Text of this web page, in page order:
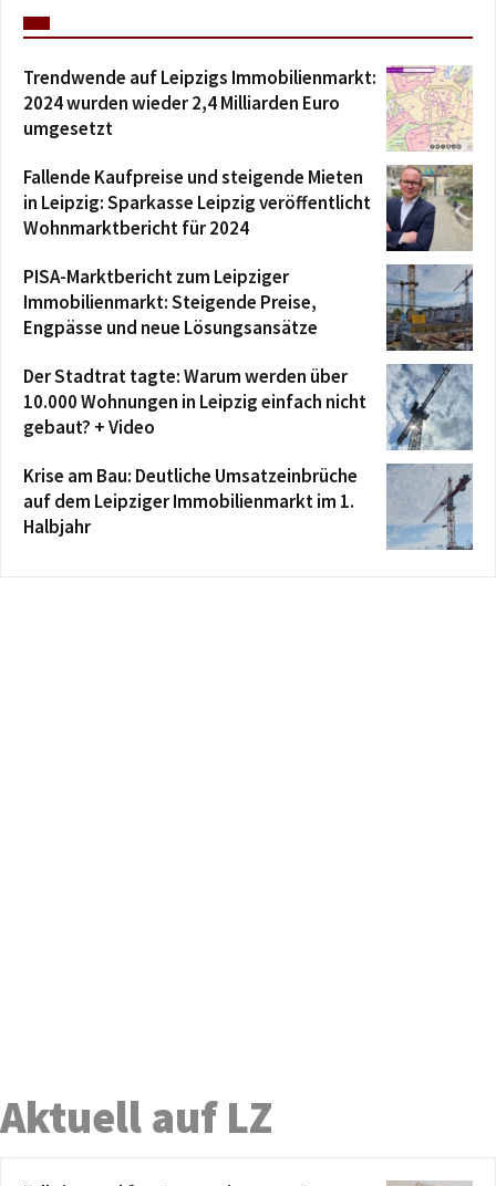
Trendwende auf Leipzigs Immobilienmarkt:
2024 wurden wieder 2,4 Milliarden Euro
umgesetzt
Fallende Kaufpreise und steigende Mieten
in Leipzig: Sparkasse Leipzig veröffentlicht
Wohnmarktbericht für 2024
PISA-Marktbericht zum Leipziger
Immobilienmarkt: Steigende Preise,
Engpässe und neue Lösungsansätze
Der Stadtrat tagte: Warum werden über
10.000 Wohnungen in Leipzig einfach nicht
gebaut? + Video
Krise am Bau: Deutliche Umsatzeinbrüche
auf dem Leipziger Immobilienmarkt im 1.
Halbjahr
Aktuell auf LZ